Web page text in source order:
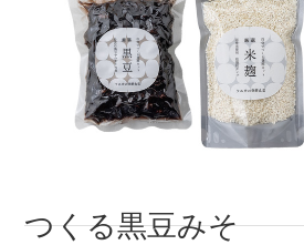
つくる黒豆みそ